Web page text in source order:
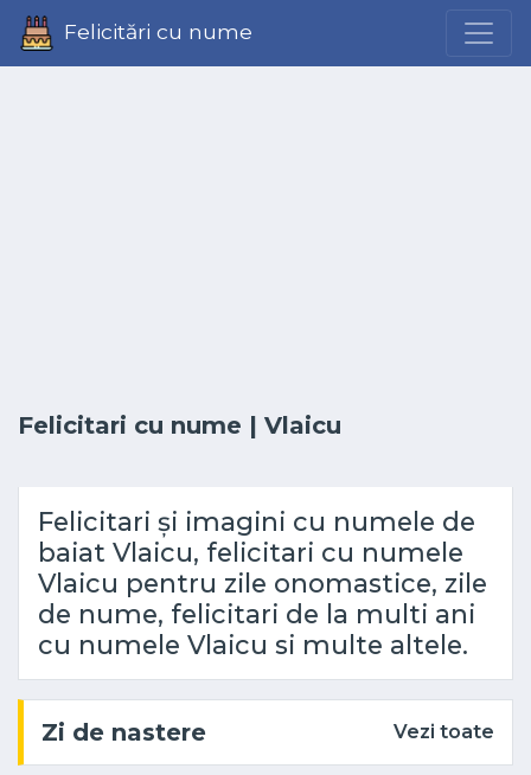
Felicitări cu nume
Felicitari cu nume | Vlaicu
Felicitari și imagini cu numele de
baiat Vlaicu, felicitari cu numele
Vlaicu pentru zile onomastice, zile
de nume, felicitari de la multi ani
cu numele Vlaicu si multe altele.
Zi de nastere Vezi toate